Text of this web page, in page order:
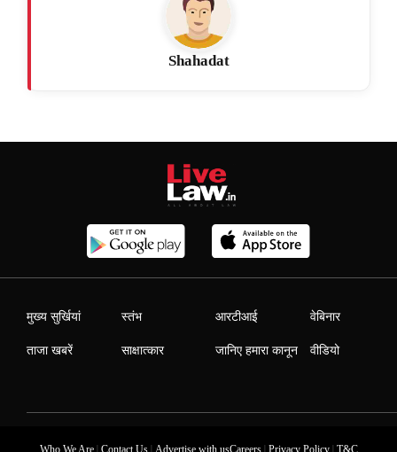
Shahadat
मुख्य सुर्खियां
ताजा खबरें
स्तंभ
साक्षात्कार
आरटीआई
जानिए हमारा कानून
वेबिनार
वीडियो
Who We Are Contact Us Advertise with usCareers Privacy Policy T&C